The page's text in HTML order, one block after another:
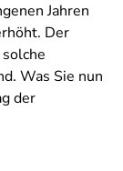
Jahren
Der
Was Sie nun
der